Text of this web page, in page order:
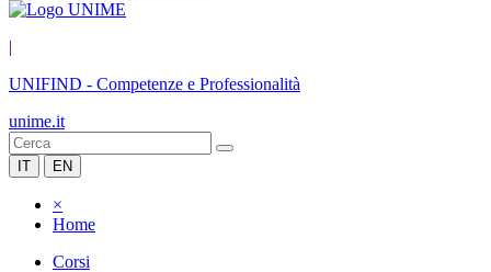
|
UNIFIND - Competenze e Professionalità
unime.it
IT EN
×
Home
Corsi